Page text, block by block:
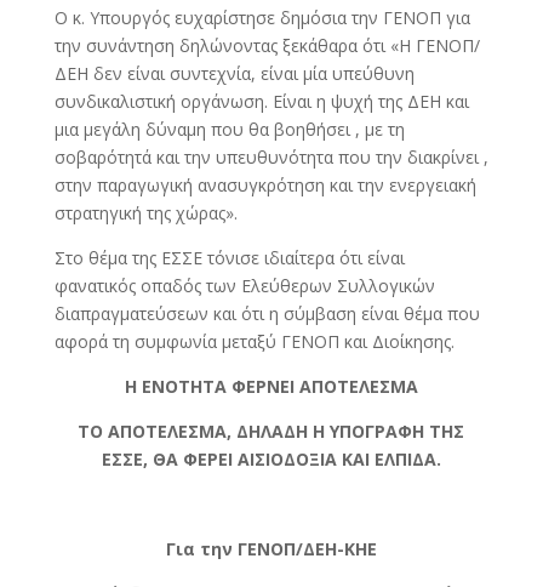
Ο κ. Υπουργός ευχαρίστησε δημόσια την ΓΕΝΟΠ για
την συνάντηση δηλώνοντας ξεκάθαρα ότι «Η ΓΕΝΟΠ/
ΔΕΗ δεν είναι συντεχνία, είναι μία υπεύθυνη
συνδικαλιστική οργάνωση. Είναι η ψυχή της ΔΕΗ και
μια μεγάλη δύναμη που θα βοηθήσει , με τη
σοβαρότητά και την υπευθυνότητα που την διακρίνει ,
στην παραγωγική ανασυγκρότηση και την ενεργειακή
στρατηγική της χώρας».
Στο θέμα της ΕΣΣΕ τόνισε ιδιαίτερα ότι είναι
φανατικός οπαδός των Ελεύθερων Συλλογικών
διαπραγματεύσεων και ότι η σύμβαση είναι θέμα που
αφορά τη συμφωνία μεταξύ ΓΕΝΟΠ και Διοίκησης.
Η ΕΝΟΤΗΤΑ ΦΕΡΝΕΙ ΑΠΟΤΕΛΕΣΜΑ
ΤΟ ΑΠΟΤΕΛΕΣΜΑ, ΔΗΛΑΔΗ Η ΥΠΟΓΡΑΦΗ ΤΗΣ
ΕΣΣΕ, ΘΑ ΦΕΡΕΙ ΑΙΣΙΟΔΟΞΙΑ ΚΑΙ ΕΛΠΙΔΑ.
Για την ΓΕΝΟΠ/ΔΕΗ-ΚΗΕ